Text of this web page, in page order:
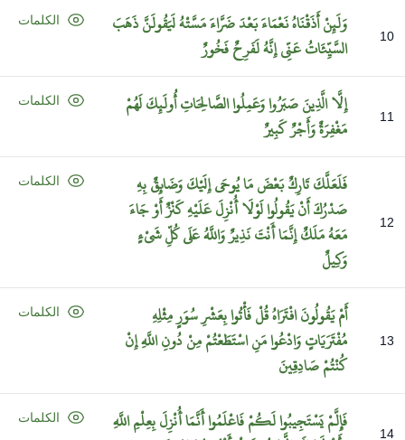
10 وَلَئِنْأَذَقْنَاهُنَعْمَاءَبَعْدَضَرَّاءَمَسَّتْهُلَيَقُولَنَّذَهَبَ
السَّيِّئَاتُعَنِّيإِنَّهُلَفَرِحٌفَخُورٌ
الكلمات
11 إِلَّاالَّذِينَصَبَرُواوَعَمِلُواالصَّالِحَاتِأُولَئِكَلَهُمْ
مَغْفِرَةٌوَأَجْرٌكَبِيرٌ
الكلمات
12
فَلَعَلَّكَتَارِكٌبَعْضَمَايُوحَىإِلَيْكَوَضَائِقٌبِهِ
صَدْرُكَأَنْيَقُولُوالَوْلَاأُنْزِلَعَلَيْهِكَنْزٌأَوْجَاءَ
مَعَهُمَلَكٌإِنَّمَاأَنْتَنَذِيرٌوَاللَّهُعَلَىكُلِّشَيْءٍ
وَكِيلٌ
الكلمات
13
أَمْيَقُولُونَافْتَرَاهُقُلْفَأْتُوابِعَشْرِسُوَرٍمِثْلِهِ
مُفْتَرَيَاتٍوَادْعُوامَنِاسْتَطَعْتُمْمِنْدُونِاللَّهِإِنْ
كُنْتُمْصَادِقِينَ
الكلمات
14 فَإِلَّمْيَسْتَجِيبُوالَكُمْفَاعْلَمُواأَنَّمَاأُنْزِلَبِعِلْمِاللَّهِ
الكلمات